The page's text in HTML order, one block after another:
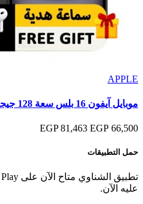
APPLE
موبايل آيفون 16 بلس سعة 128 جيجابايت بضمان ABM
66,500 EGP
81,463 EGP
حمل التطبيقات
عليه الآن.